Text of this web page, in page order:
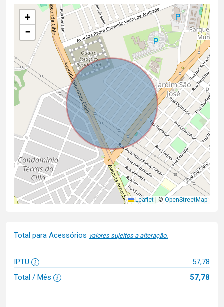
+
−
Leaflet | © OpenStreetMap
Total para Acessórios valores sujeitos a alteração.
IPTU
57,78
Total / Mês
57,78